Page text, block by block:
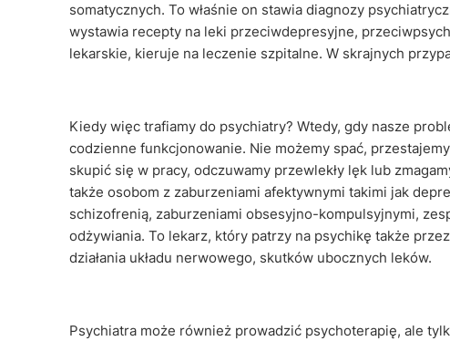
somatycznych. To właśnie on stawia diagnozy
wystawia recepty na leki przeciwdepresyjne,
lekarskie, kieruje na leczenie szpitalne. W skrajnych
Kiedy więc trafiamy do psychiatry? Wtedy, gdy nasze
codzienne funkcjonowanie. Nie możemy spać,
skupić się w pracy, odczuwamy przewlekły lęk lub
także osobom z zaburzeniami afektywnymi takimi jak
schizofrenią, zaburzeniami obsesyjno-kompulsyjnymi,
odżywiania. To lekarz, który patrzy na psychikę także
działania układu nerwowego, skutków ubocznych leków.
Psychiatra może również prowadzić psychoterapię, ale